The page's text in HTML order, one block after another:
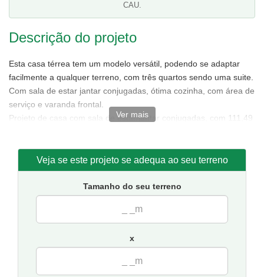
CAU.
Descrição do projeto
Esta casa térrea tem um modelo versátil, podendo se adaptar
facilmente a qualquer terreno, com três quartos sendo uma suite.
Com sala de estar jantar conjugadas, ótima cozinha, com área de
serviço e varanda frontal.
Projeto de casa com sala de estar/jantar conjugadas, com 111,49
Sugestão de terreno para implantação: 10 metros de frente
por 20 metros de fundos.
Ver mais
Veja se este projeto se adequa ao seu terreno
Tamanho do seu terreno
x